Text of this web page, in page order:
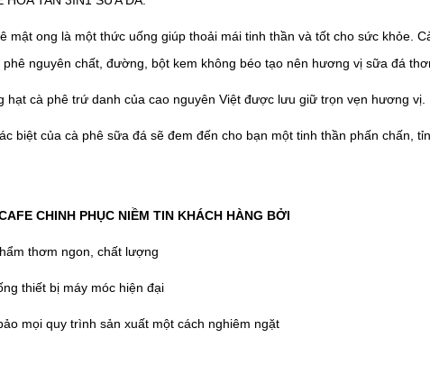
mật ong là một thức uống giúp thoải mái tinh thần và tốt cho sức khỏe.
phê nguyên chất, đường, bột kem không béo tạo nên hương vị sữa đá
hạt cà phê trứ danh của cao nguyên Việt được lưu giữ trọn vẹn hương vị.
biệt của cà phê sữa đá sẽ đem đến cho bạn một tinh thần phấn chấn,
CHINH PHỤC NIỀM TIN KHÁCH HÀNG BỞI
thơm ngon, chất lượng
thiết bị máy móc hiện đại
mọi quy trình sản xuất một cách nghiêm ngặt